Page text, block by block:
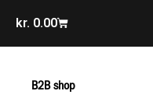
kr. 0.00
B2B shop